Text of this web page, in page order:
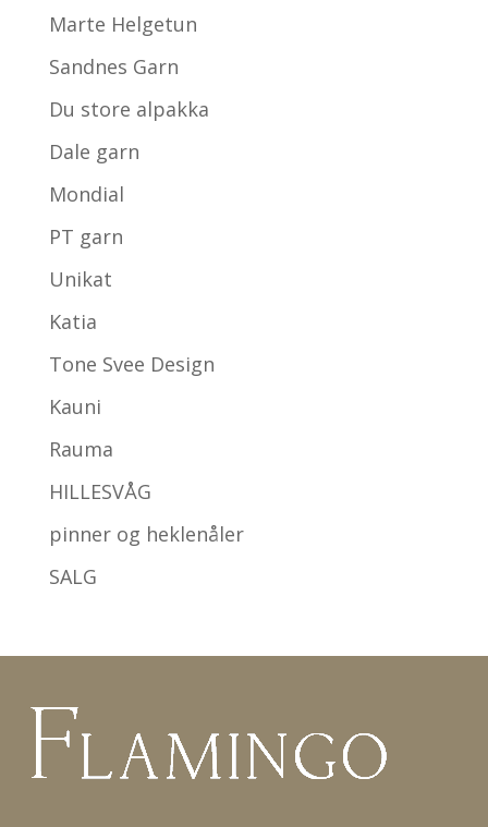
Marte Helgetun
Sandnes Garn
Du store alpakka
Dale garn
Mondial
PT garn
Unikat
Katia
Tone Svee Design
Kauni
Rauma
HILLESVÅG
pinner og heklenåler
SALG